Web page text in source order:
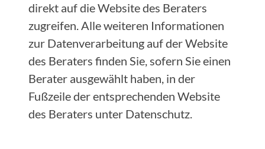
direkt auf die Website des Beraters
zugreifen. Alle weiteren Informationen
zur Datenverarbeitung auf der Website
des Beraters finden Sie, sofern Sie einen
Berater ausgewählt haben, in der
Fußzeile der entsprechenden Website
des Beraters unter Datenschutz.